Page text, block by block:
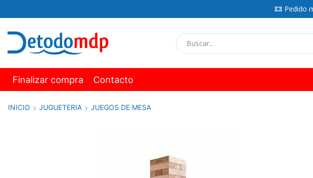
Pedido
Finalizar compra Contacto
INICIO JUGUETERIA JUEGOS DE MESA